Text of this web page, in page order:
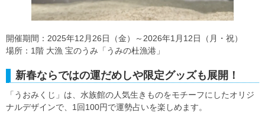
開催期間：2025年12月26日（金）～2026年1月12日（月・祝）
場所：1階 大漁 宝のうみ「うみの杜漁港」
新春ならではの運だめしや限定グッズも展開！
「うおみくじ」は、水族館の人気生きものをモチーフにしたオリジ
ナルデザインで、1回100円で運勢占いを楽しめます。